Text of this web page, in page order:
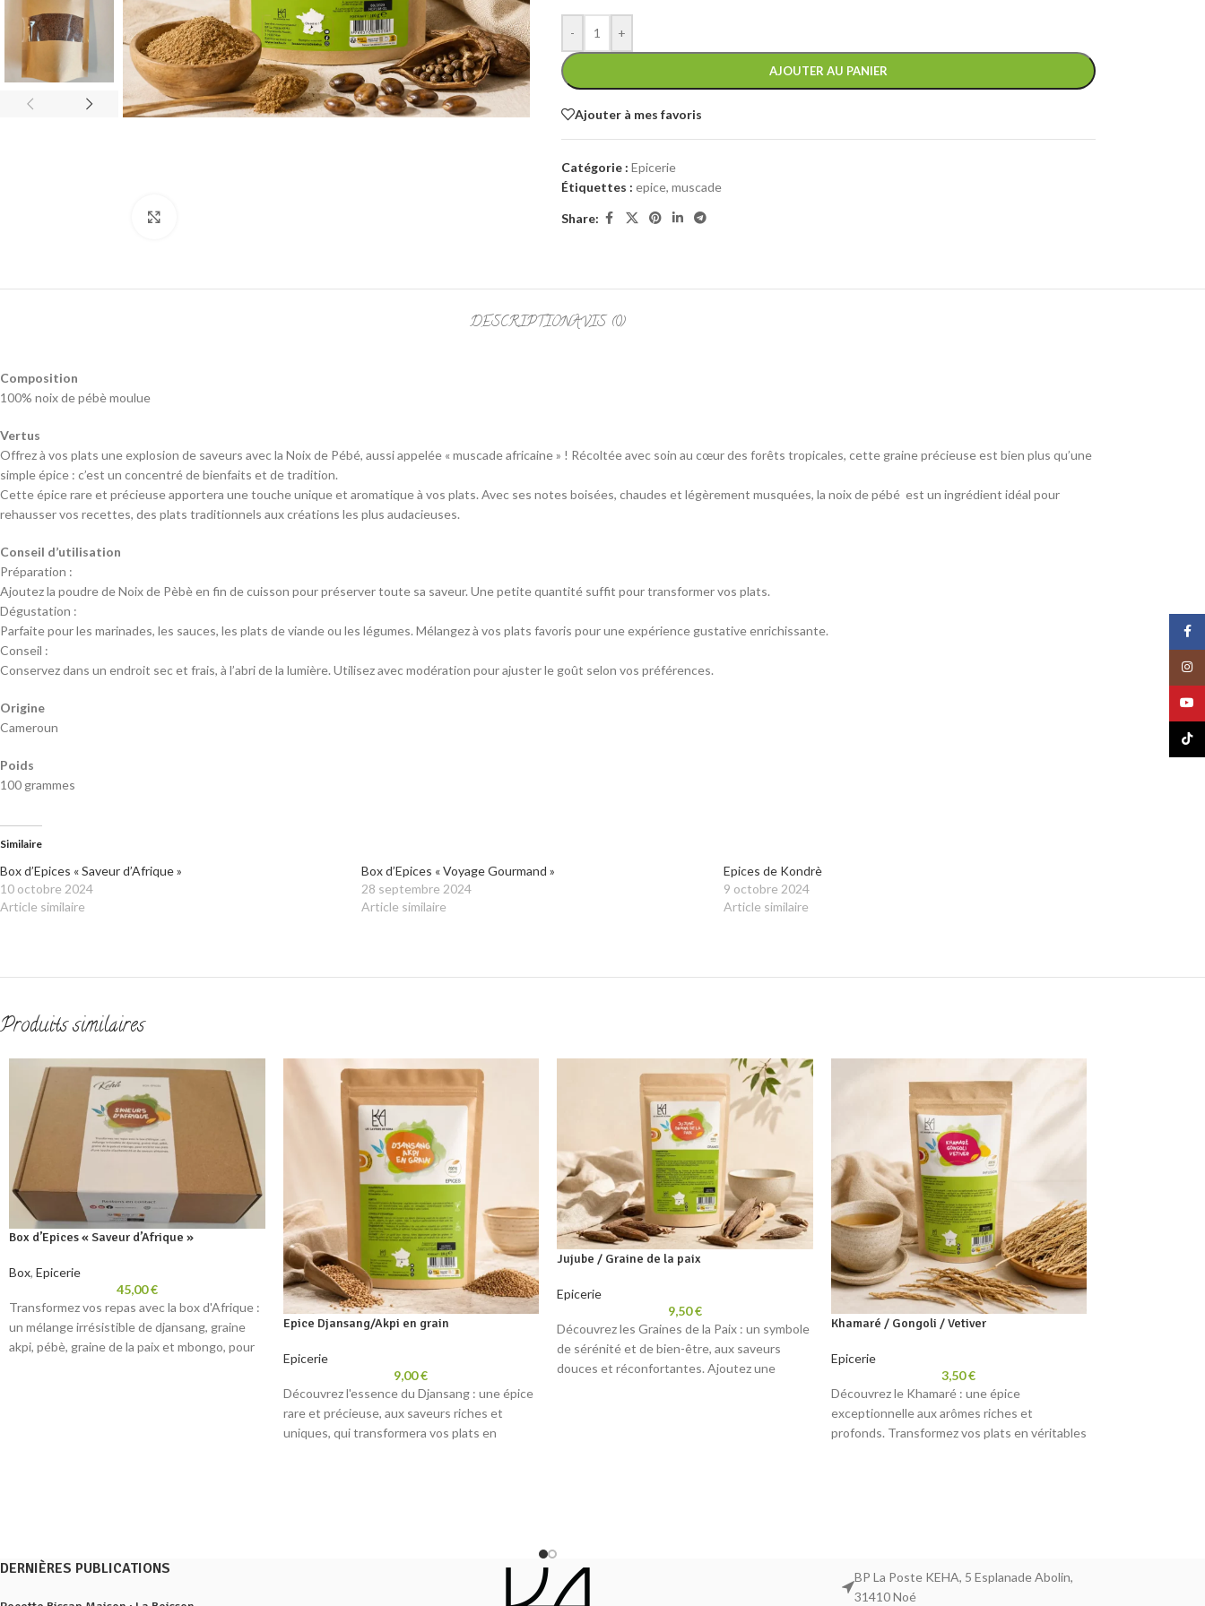
- +
AJOUTER AU PANIER
Ajouter à mes favoris
Catégorie : Epicerie
Étiquettes : epice, muscade
Share:
DESCRIPTIONAVIS (0)
Composition
100% noix de pébè moulue
Vertus
Offrez à vos plats une explosion de saveurs avec la Noix de Pébé, aussi appelée « muscade africaine » ! Récoltée avec soin au cœur des forêts tropicales, cette graine précieuse est bien plus qu’une
simple épice : c’est un concentré de bienfaits et de tradition.
Cette épice rare et précieuse apportera une touche unique et aromatique à vos plats. Avec ses notes boisées, chaudes et légèrement musquées, la noix de pébé est un ingrédient idéal pour
rehausser vos recettes, des plats traditionnels aux créations les plus audacieuses.
Conseil d’utilisation
Préparation :
Ajoutez la poudre de Noix de Pèbè en fin de cuisson pour préserver toute sa saveur. Une petite quantité suffit pour transformer vos plats.
Dégustation :
Parfaite pour les marinades, les sauces, les plats de viande ou les légumes. Mélangez à vos plats favoris pour une expérience gustative enrichissante.
Conseil :
Conservez dans un endroit sec et frais, à l’abri de la lumière. Utilisez avec modération pour ajuster le goût selon vos préférences.
Origine
Cameroun
Poids
100 grammes
Similaire
Box d’Epices « Saveur d’Afrique »
10 octobre 2024
Article similaire
Box d’Epices « Voyage Gourmand »
28 septembre 2024
Article similaire
Epices de Kondrè
9 octobre 2024
Article similaire
Produits similaires
Box d’Epices « Saveur d’Afrique »
Box, Epicerie
45,00€
Transformez vos repas avec la box d'Afrique :
un mélange irrésistible de djansang, graine
akpi, pébè, graine de la paix et mbongo, pour
Epice Djansang/Akpi en grain
Epicerie
9,00€
Découvrez l'essence du Djansang : une épice
rare et précieuse, aux saveurs riches et
uniques, qui transformera vos plats en
Jujube / Graine de la paix
Epicerie
9,50€
Découvrez les Graines de la Paix : un symbole
de sérénité et de bien-être, aux saveurs
douces et réconfortantes. Ajoutez une
Khamaré / Gongoli / Vetiver
Epicerie
3,50€
Découvrez le Khamaré : une épice
exceptionnelle aux arômes riches et
profonds. Transformez vos plats en véritables
DERNIÈRES PUBLICATIONS
BP La Poste KEHA, 5 Esplanade Abolin,
31410 Noé